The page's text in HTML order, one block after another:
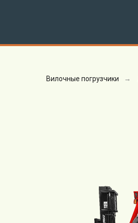
Вилочные погрузчики →